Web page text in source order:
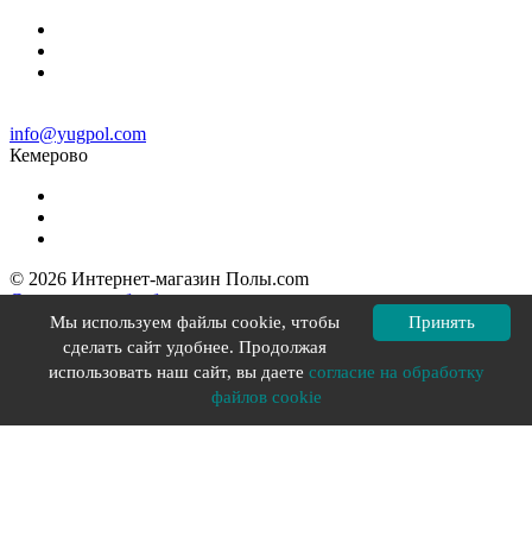
info@yugpol.com
Кемерово
© 2026 Интернет-магазин Полы.com
Согласие на обработку персональных данных
Политика конфиденциальности
Политика в отношении файлов cookie
Разработка сайта YOU-X
Принять
Мы используем файлы cookie, чтобы
сделать сайт удобнее. Продолжая
использовать наш сайт, вы даете согласие на обработку
файлов cookie